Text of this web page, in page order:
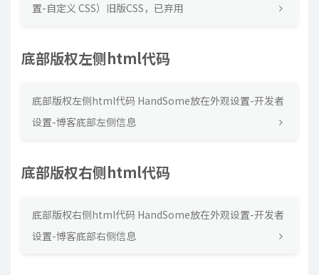
置-自定义 CSS）旧版CSS，已弃用
底部版权左侧html代码
底部版权左侧html代码 HandSome放在外观设置-开发者
设置-博客底部左侧信息
底部版权右侧html代码
底部版权右侧html代码 HandSome放在外观设置-开发者
设置-博客底部右侧信息